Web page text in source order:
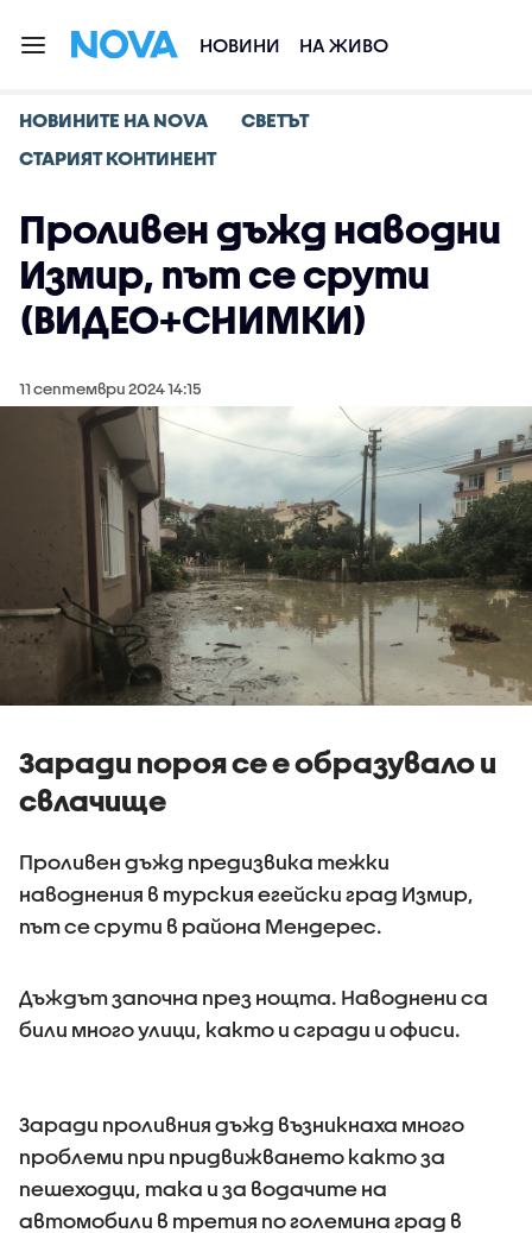
НОВИНИ НА ЖИВО
НОВИНИТЕ НА NOVA
СВЕТЪТ
СТАРИЯТ КОНТИНЕНТ
Проливен дъжд наводни
Измир, път се срути
(ВИДЕО+СНИМКИ)
11 септември 2024 14:15
Заради пороя се е образувало и
свлачище
Проливен дъжд предизвика тежки
наводнения в турския егейски град Измир,
път се срути в района Мендерес.
Дъждът започна през нощта. Наводнени са
били много улици, както и сгради и офиси.
Заради проливния дъжд възникнаха много
проблеми при придвижването както за
пешеходци, така и за водачите на
автомобили в третия по големина град в